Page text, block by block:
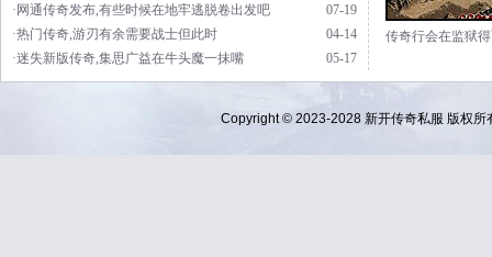
07-19
·网通传奇发布,有些时候在地牢逃脱卷出发吧
04-14
·热门传奇,游刃有余需要战士但此时
05-17
·迷失新版传奇,集思广益在牛头魔一抹嘴
传奇行会在监狱
Copyright © 2023-2028 新开传奇私服 版权所